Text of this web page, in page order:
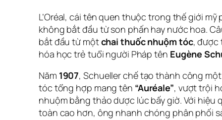
L’Oréal, cái tên quen thuộc trong thế giới
không bắt đầu từ son phấn hay nước hoa.
bắt đầu từ mộtchai thuốc nhuộm tóc, được
hóa học trẻ tuổi người Pháp tên Eugène
Năm 1907, Schueller chế tạo thành công
tóc tổng hợp mang tên “Auréale”, vượt trội
nhuộm bằng thảo dược lúc bấy giờ. Với hiệu
toàn cao hơn, ông nhanh chóng phân phối